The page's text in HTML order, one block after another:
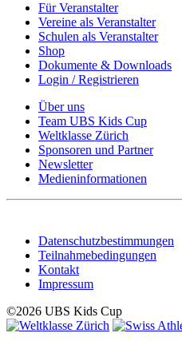
Für Veranstalter
Vereine als Veranstalter
Schulen als Veranstalter
Shop
Dokumente & Downloads
Login / Registrieren
Über uns
Team UBS Kids Cup
Weltklasse Zürich
Sponsoren und Partner
Newsletter
Medieninformationen
Datenschutzbestimmungen
Teilnahmebedingungen
Kontakt
Impressum
©2026 UBS Kids Cup